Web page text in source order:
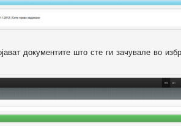
документите што сте ги зачувале во